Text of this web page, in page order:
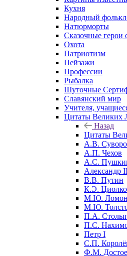
Кухня
Народный
Натюрморты
Сказочные
Охота
Патриотизм
Пейзажи
Профессии
Рыбалка
Шуточные
Славянский мир
Учителя,
Цитаты Великих
Назад
Цитаты
А.В.
А.П. Чехов
А.С.
Александр
В.В. Путин
К.Э.
М.Ю.
М.Ю.
П.А.
П.С.
Петр I
С.П.
Ф.М.